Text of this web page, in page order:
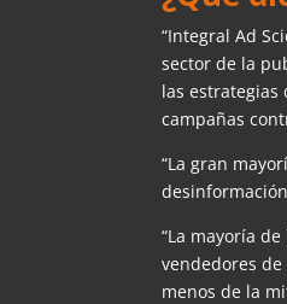
“Integral Ad
sector de la
las estrategias
campañas
“La gran
“La mayoría
vendedores
menos de la